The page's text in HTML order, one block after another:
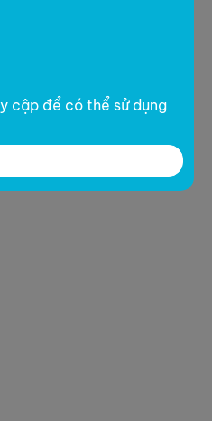
cập để có thể sử dụng